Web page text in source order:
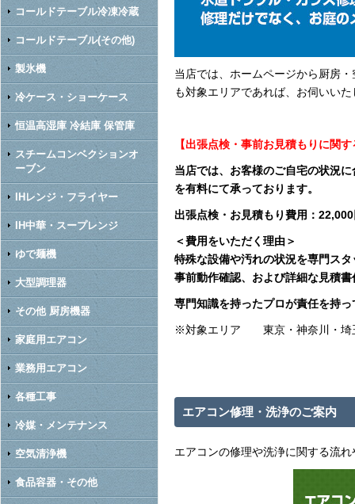
コールドテーブル冷凍冷蔵
コールドテーブル(その他)
製氷機
冷ケース・ショーケース
恒温高湿庫 冷結庫 保管庫
スチームコンベクションオ
ーブン
IHレンジ・フライヤー
IH中華・スープレンジ
ゆで麺機
大型調理器
その他 厨房機器
家庭用エアコン
業務用エアコン
各種工事
冷媒・メンテナンス
空気清浄機
食品容器・その他
当店では、ホームページから厨房
も対象エリアであれば、お伺いい
【出張点検・事前お見積もりに関
当店では、お客様のご自宅の状況
を有料にて承っております。
出張点検・お見積もり費用：
＜費用をいただく理由＞
特殊な設備や汚れの状況を専門ス
事前動作確認、および詳細な見積
専門知識を持ったプロが責任を持
※対象エリア 東京・神奈川・埼
エアコン修理・洗浄のご案内
エアコンの修理や洗浄に関する流